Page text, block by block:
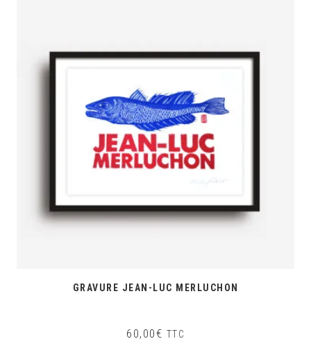
GRAVURE JEAN-LUC MERLUCHON
60,00€ TTC